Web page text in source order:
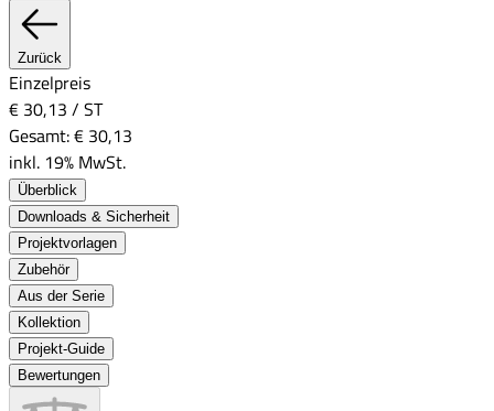
Zurück
Einzelpreis
€ 30,13 / ST
Gesamt:€ 30,13
inkl. 19% MwSt.
Überblick
Downloads & Sicherheit
Projektvorlagen
Zubehör
Aus der Serie
Kollektion
Projekt-Guide
Bewertungen